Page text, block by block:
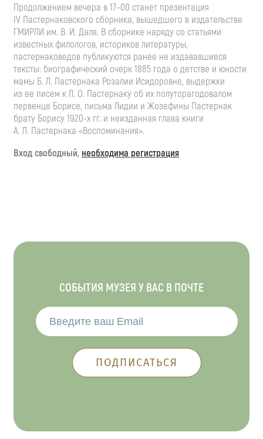
Продолжением вечера в 17–00 станет презентация
IV Пастернаковского сборника, вышедшего в издательстве
ГМИРЛИ им. В. И. Даля. В сборнике наряду со статьями
известных филологов, историков литературы,
пастернаковедов публикуются ранее не издававшиеся
тексты: биографический очерк 1885 года о детстве и юности
мамы Б. Л. Пастернака Розалии Исидоровне, выдержки
из ее писем кЛ. О. Пастернаку об их полуторагодовалом
первенце Борисе, письма Лидии и Жозефины Пастернак
брату Борису1920-х гг. и неизданная глава книги
А. Л. Пастернака «Воспоминания».
Вход свободный, необходима регистрация
СОБЫТИЯ МУЗЕЯ У ВАС В ПОЧТЕ